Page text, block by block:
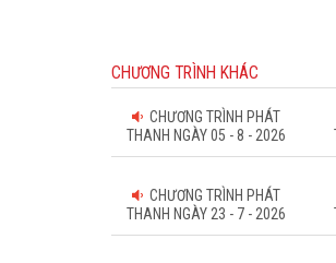
CHƯƠNG TRÌNH KHÁC
CHƯƠNG TRÌNH PHÁT
THANH NGÀY 05 - 8 - 2026
CHƯƠNG TRÌNH PHÁT
THANH NGÀY 23 - 7 - 2026